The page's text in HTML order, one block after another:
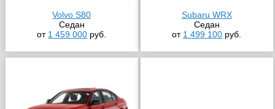
Volvo S80
Седан
от 1 459 000 руб.
Subaru WRX
Седан
от 1 499 100 руб.